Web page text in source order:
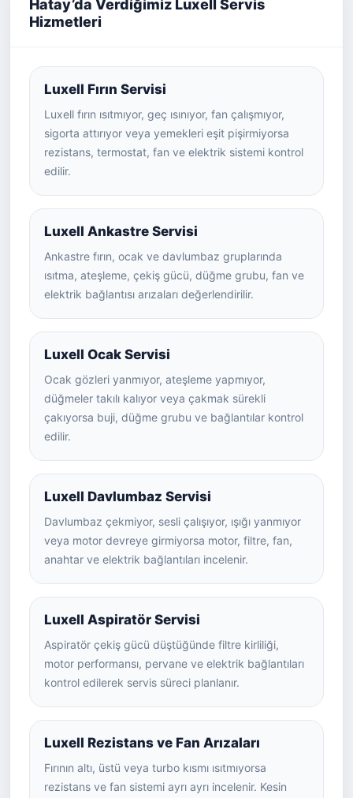
Hatay’da Verdiğimiz Luxell Servis
Hizmetleri
Luxell Fırın Servisi
Luxell fırın ısıtmıyor, geç ısınıyor, fan çalışmıyor,
sigorta attırıyor veya yemekleri eşit pişirmiyorsa
rezistans, termostat, fan ve elektrik sistemi kontrol
edilir.
Luxell Ankastre Servisi
Ankastre fırın, ocak ve davlumbaz gruplarında
ısıtma, ateşleme, çekiş gücü, düğme grubu, fan ve
elektrik bağlantısı arızaları değerlendirilir.
Luxell Ocak Servisi
Ocak gözleri yanmıyor, ateşleme yapmıyor,
düğmeler takılı kalıyor veya çakmak sürekli
çakıyorsa buji, düğme grubu ve bağlantılar kontrol
edilir.
Luxell Davlumbaz Servisi
Davlumbaz çekmiyor, sesli çalışıyor, ışığı yanmıyor
veya motor devreye girmiyorsa motor, filtre, fan,
anahtar ve elektrik bağlantıları incelenir.
Luxell Aspiratör Servisi
Aspiratör çekiş gücü düştüğünde filtre kirliliği,
motor performansı, pervane ve elektrik bağlantıları
kontrol edilerek servis süreci planlanır.
Luxell Rezistans ve Fan Arızaları
Fırının altı, üstü veya turbo kısmı ısıtmıyorsa
rezistans ve fan sistemi ayrı ayrı incelenir. Kesin